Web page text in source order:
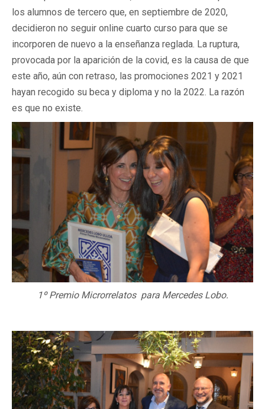
los alumnos de tercero que, en septiembre de 2020,
decidieron no seguir online cuarto curso para que se
incorporen de nuevo a la enseñanza reglada. La ruptura,
provocada por la aparición de la covid, es la causa de que
este año, aún con retraso, las promociones 2021 y 2021
hayan recogido su beca y diploma y no la 2022. La razón
es que no existe.
1º Premio Microrrelatos para Mercedes Lobo.